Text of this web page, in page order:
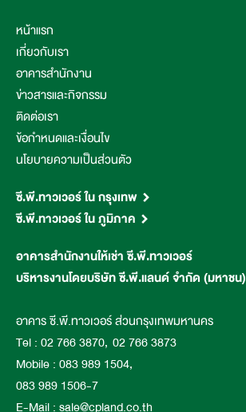
หน้าแรก
เกี่ยวกับเรา
อาคารสำนักงาน
ข่าวสารและกิจกรรม
ติดต่อเรา
ข้อกำหนดและเงื่อนไข
นโยบายความเป็นส่วนตัว
ซี.พี.ทาวเวอร์ ใน กรุงเทพ
ซี.พี.ทาวเวอร์ 1 (สีลม)
ซี.พี.ทาวเวอร์ 3 (พญาไท)
ซี.พี.ทาวเวอร์ นอร์ธปาร์ค
ซี.พี.ทาวเวอร์ ใน ภูมิภาค
ซี.พี.ทาวเวอร์ ขอนแก่น 1
ซี.พี.ทาวเวอร์ ขอนแก่น 2
ซี.พี.ทาวเวอร์ นครราชสีมา
ซี.พี.ทาวเวอร์ อุดรธานี
ซี.พี.ทาวเวอร์ สุราษฎร์ธานี
ซี.พี.ทาวเวอร์ นครศรีธรรมราช
อาคารสำนักงานให้เช่า ซี.พี.ทาวเวอร์
บริหารงานโดยบริษัท ซี.พี.แลนด์ จำกัด (มหาชน)
อาคาร ซี.พี.ทาวเวอร์ ส่วนกรุงเทพมหานคร
Tel : 02 766 3870, 02 766 3873
Mobile : 083 989 1504,
083 989 1506-7
E-Mail : sale@cpland.co.th